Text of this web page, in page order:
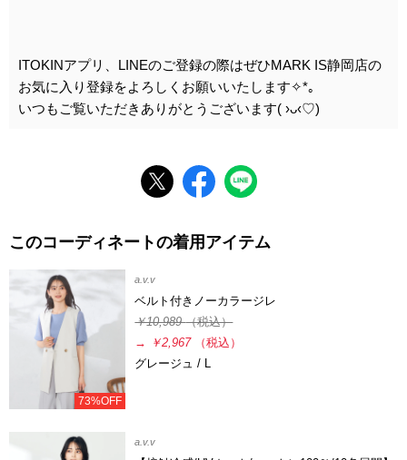
ITOKINアプリ、LINEのご登録の際はぜひMARK IS静岡店の
お気に入り登録をよろしくお願いいたします✧*｡
いつもご覧いただきありがとうございます( ›ᴗ‹♡)
このコーディネートの着用アイテム
73%OFF
a.v.v
ベルト付きノーカラージレ
￥10,989（税込）
→
￥2,967
（税込）
グレージュ / L
a.v.v